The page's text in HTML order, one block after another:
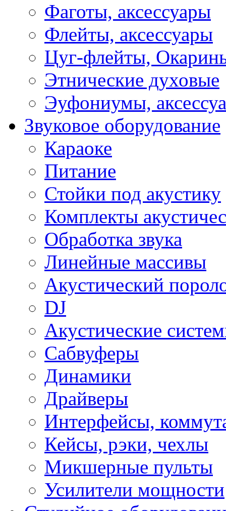
Фаготы, аксессуары
Флейты, аксессуары
Цуг-флейты,
Этнические духовые
Эуфониумы,
Звуковое оборудование
Караоке
Питание
Стойки под акустику
Комплекты
Обработка звука
Линейные массивы
Акустический
DJ
Акустические
Сабвуферы
Динамики
Драйверы
Интерфейсы,
Кейсы, рэки, чехлы
Микшерные пульты
Усилители мощности